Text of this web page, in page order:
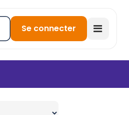
Se connecter